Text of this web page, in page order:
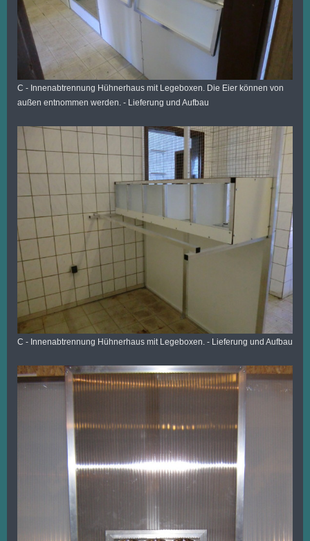
C - Innenabtrennung Hühnerhaus mit Legeboxen. Die Eier können von
außen entnommen werden. - Lieferung und Aufbau
C - Innenabtrennung Hühnerhaus mit Legeboxen. - Lieferung und Aufbau